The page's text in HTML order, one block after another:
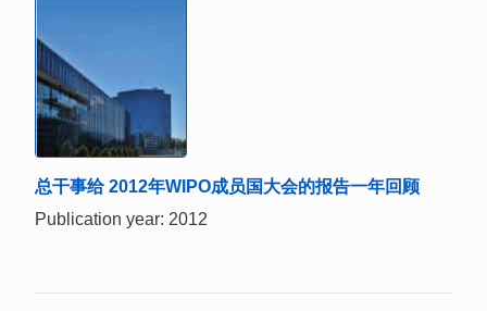
总干事给 2012年WIPO成员国大会的报告一年回顾
Publication year: 2012